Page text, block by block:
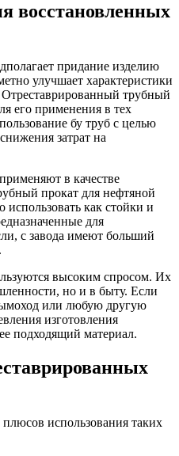
восстановленных
придание изделию
улучшает характеристики
трубный
его применения в тех
бу труб с целью
затрат на
в качестве
прокат для нефтяной
как стойки и
для
с завода имеют больший
высоким спросом. Их
но и в быту. Если
или любую другую
изготовления
подходящий материал.
использования таких